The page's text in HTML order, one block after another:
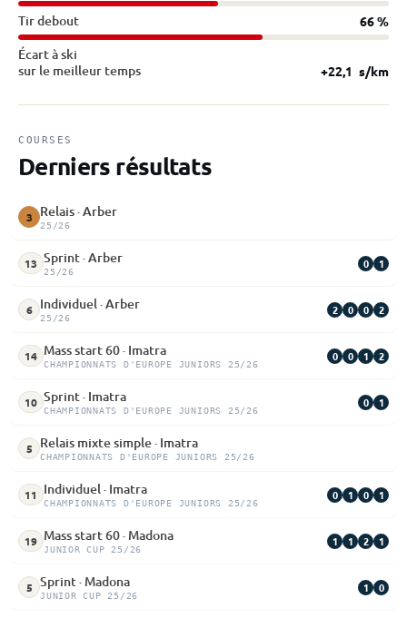
Tir debout 66 %
Écart à ski
sur le meilleur temps
+22,1 s/km
COURSES
Derniers résultats
3 Relais · Arber
25/26
13 Sprint · Arber
25/26
0 1
6 Individuel · Arber
25/26
2 0 0 2
14 Mass start 60 · Imatra
CHAMPIONNATS D'EUROPE JUNIORS 25/26
0 0 1 2
10 Sprint · Imatra
CHAMPIONNATS D'EUROPE JUNIORS 25/26
0 1
5 Relais mixte simple · Imatra
CHAMPIONNATS D'EUROPE JUNIORS 25/26
11 Individuel · Imatra
CHAMPIONNATS D'EUROPE JUNIORS 25/26
0 1 0 1
19 Mass start 60 · Madona
JUNIOR CUP 25/26
1 1 2 1
5 Sprint · Madona
JUNIOR CUP 25/26
1 0